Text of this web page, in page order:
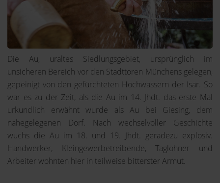
Die Au, uraltes Siedlungsgebiet, ursprünglich im
unsicheren Bereich vor den Stadttoren Münchens gelegen,
gepeinigt von den gefürchteten Hochwassern der Isar. So
war es zu der Zeit, als die Au im 14. Jhdt. das erste Mal
urkundlich erwähnt wurde als Au bei Giesing, dem
nahegelegenen Dorf. Nach wechselvoller Geschichte
wuchs die Au im 18. und 19. Jhdt. geradezu explosiv.
Handwerker, Kleingewerbetreibende, Taglöhner und
Arbeiter wohnten hier in teilweise bitterster Armut.